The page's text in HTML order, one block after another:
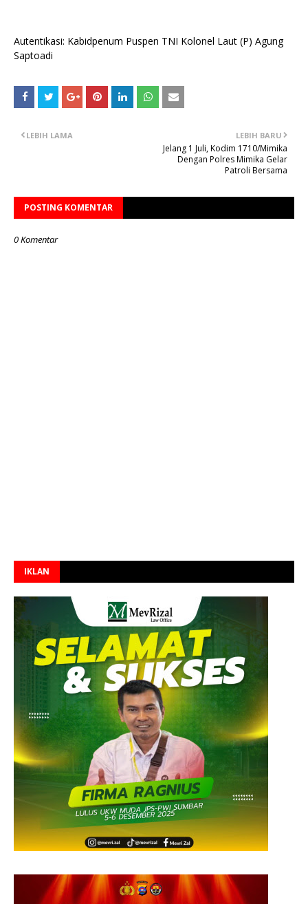
Autentikasi: Kabidpenum Puspen TNI Kolonel Laut (P) Agung
Saptoadi
LEBIH BARU
Jelang 1 Juli, Kodim 1710/Mimika
Dengan Polres Mimika Gelar
Patroli Bersama
LEBIH LAMA
POSTING KOMENTAR
0 Komentar
IKLAN